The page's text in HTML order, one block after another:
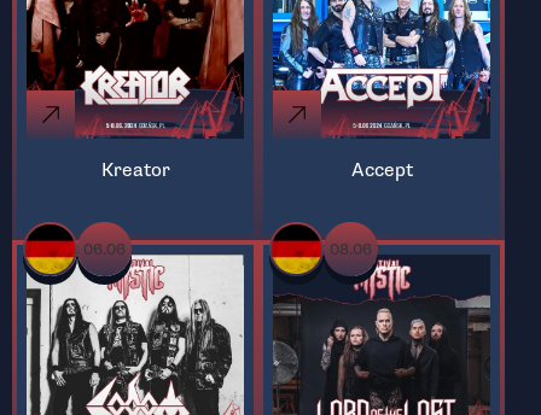
Kreator Accept
06.06 08.06